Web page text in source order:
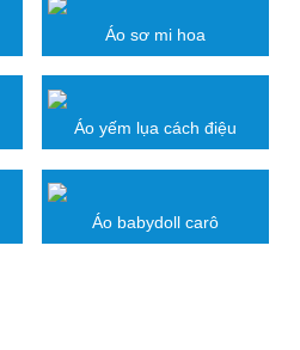
Áo sơ mi hoa
Áo yếm lụa cách điệu
Áo babydoll carô